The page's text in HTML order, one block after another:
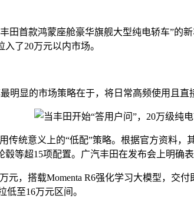
田首款鸿蒙座舱豪华旗舰大型纯电轿车”
了20万元以内市场。
明显的市场策略在于，将日常高频使用且
传统意义上的“低配”策略。根据官方资料
等超15项配置。广汽丰田在发布会上明确
元，搭载Momenta R6强化学习大模型，
至16万元区间。